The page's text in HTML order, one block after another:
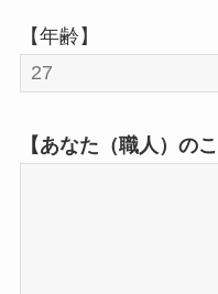
【年齢】
【あなた（職人）の